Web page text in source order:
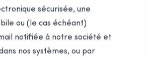
sécurisée, une
ou (le cas échéant)
notifiée à notre société et
nos systèmes, ou par